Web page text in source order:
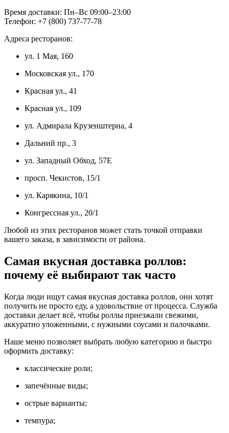
Время доставки: Пн–Вс 09:00–23:00
Телефон: +7 (800) 737-77-78
Адреса ресторанов:
ул. 1 Мая, 160
Московская ул., 170
Красная ул., 41
Красная ул., 109
ул. Адмирала Крузенштерна, 4
Дальний пр., 3
ул. Западный Обход, 57Е
просп. Чекистов, 15/1
ул. Карякина, 10/1
Конгрессная ул., 20/1
Любой из этих ресторанов может стать точкой отправки
вашего заказа, в зависимости от района.
Самая вкусная доставка роллов:
почему её выбирают так часто
Когда люди ищут самая вкусная доставка роллов, они хотят
получить не просто еду, а удовольствие от процесса. Служба
доставки делает всё, чтобы роллы приезжали свежими,
аккуратно уложенными, с нужными соусами и палочками.
Наше меню позволяет выбрать любую категорию и быстро
оформить доставку:
классические роли;
запечённые виды;
острые варианты;
темпура;